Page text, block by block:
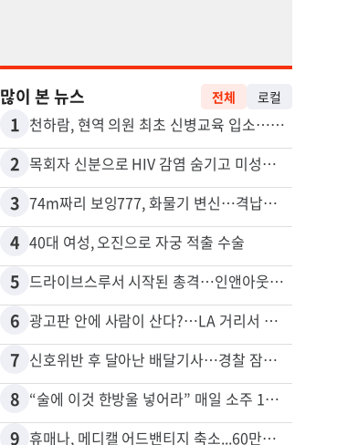
많이 본 뉴스 전체 로컬
1 천하람, 현역 의원 최초 신병교육 입소…논산서 2박3일 생활
2 목회자 신분으로 HIV 감염 숨기고 미성년자와 성관계
3 74m짜리 보잉777, 화물기 변신…격납고서 ‘보물’ 찾는 인천공항
4 40대 여성, 오진으로 자궁 적출 수술
5 드라이브스루서 시작된 총격…인앤아웃 참사 영상 공개
6 광고판 안에 사람이 산다?…LA 거리서 화제
7 신호위반 후 달아난 배달기사…경찰 잠복해 잡고보니 ‘반전’
8 “술에 이것 한방울 넣어라” 매일 소주 1병 까는 91세의 철칙
9 휴매나, 메디캘 어드밴티지 축소...60만명 플랜 상실 위기